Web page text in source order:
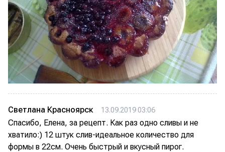
Светлана Красноярск 13.09.2019 03:06
Спасибо, Елена, за рецепт. Как раз одно сливы и не
хватило:) 12 штук слив-идеальное количество для
формы в 22см. Очень быстрый и вкусный пирог.